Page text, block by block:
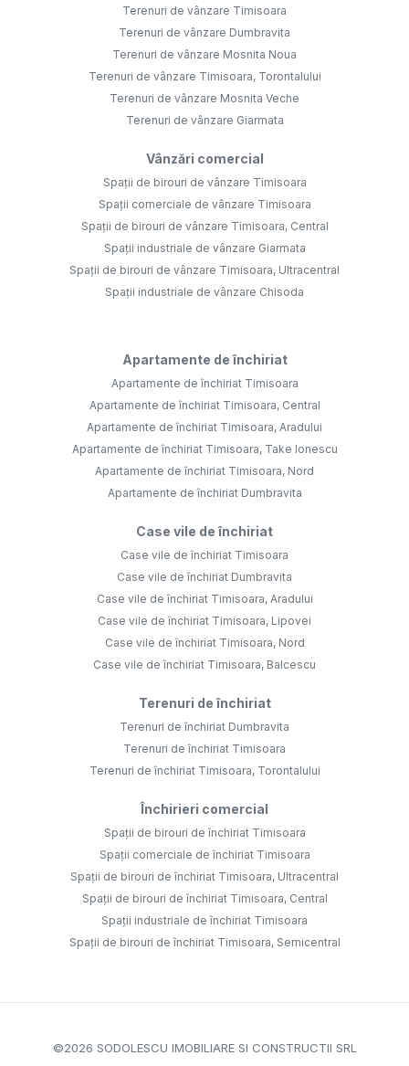
Terenuri de vânzare Timisoara
Terenuri de vânzare Dumbravita
Terenuri de vânzare Mosnita Noua
Terenuri de vânzare Timisoara, Torontalului
Terenuri de vânzare Mosnita Veche
Terenuri de vânzare Giarmata
Vânzări comercial
Spații de birouri de vânzare Timisoara
Spații comerciale de vânzare Timisoara
Spații de birouri de vânzare Timisoara, Central
Spații industriale de vânzare Giarmata
Spații de birouri de vânzare Timisoara, Ultracentral
Spații industriale de vânzare Chisoda
Apartamente de închiriat
Apartamente de închiriat Timisoara
Apartamente de închiriat Timisoara, Central
Apartamente de închiriat Timisoara, Aradului
Apartamente de închiriat Timisoara, Take Ionescu
Apartamente de închiriat Timisoara, Nord
Apartamente de închiriat Dumbravita
Case vile de închiriat
Case vile de închiriat Timisoara
Case vile de închiriat Dumbravita
Case vile de închiriat Timisoara, Aradului
Case vile de închiriat Timisoara, Lipovei
Case vile de închiriat Timisoara, Nord
Case vile de închiriat Timisoara, Balcescu
Terenuri de închiriat
Terenuri de închiriat Dumbravita
Terenuri de închiriat Timisoara
Terenuri de închiriat Timisoara, Torontalului
Închirieri comercial
Spații de birouri de închiriat Timisoara
Spații comerciale de închiriat Timisoara
Spații de birouri de închiriat Timisoara, Ultracentral
Spații de birouri de închiriat Timisoara, Central
Spații industriale de închiriat Timisoara
Spații de birouri de închiriat Timisoara, Semicentral
©2026 SODOLESCU IMOBILIARE SI CONSTRUCTII SRL